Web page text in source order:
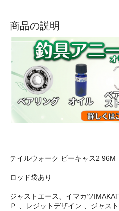
商品の説明
テイルウォーク ビーキャス2
ロッド袋あり
ジャストエース、イマカツ
Ｐ 、レジットデザイン 、ジャス